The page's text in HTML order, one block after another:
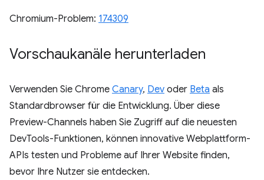
Chromium-Problem: 174309
Vorschaukanäle herunterladen
Verwenden Sie Chrome Canary, Dev oder Beta als
Standardbrowser für die Entwicklung. Über diese
Preview-Channels haben Sie Zugriff auf die neuesten
DevTools-Funktionen, können innovative Webplattform-
APIs testen und Probleme auf Ihrer Website finden,
bevor Ihre Nutzer sie entdecken.